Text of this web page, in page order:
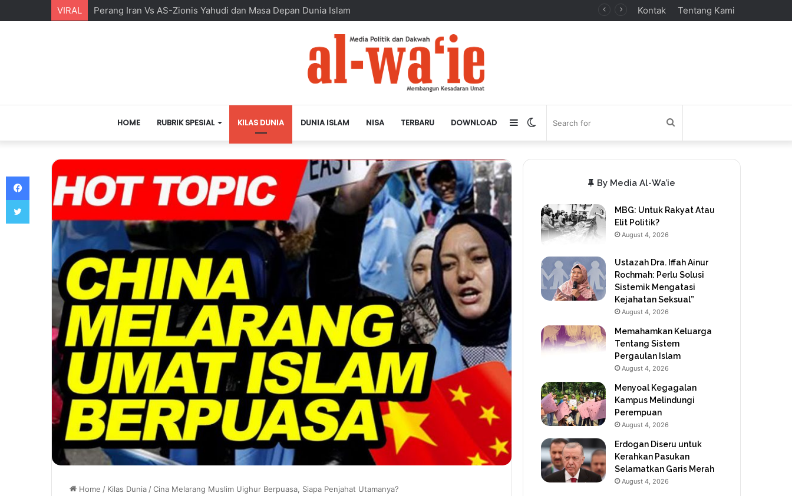
VIRAL Perang Iran Vs AS-Zionis Yahudi dan Masa Depan Dunia Islam Kontak Tentang Kami
HOME RUBRIK SPESIAL KILAS DUNIA DUNIA ISLAM NISA TERBARU DOWNLOAD
for
Switch
skin
Sidebar
Home / Kilas Dunia /Cina Melarang Muslim Uighur Berpuasa, Siapa Penjahat Utamanya?
By Media Al-Wa’ie
MBG: Untuk Rakyat Atau
Elit Politik?
August 4, 2026
Ustazah Dra. Iffah Ainur
Rochmah: Perlu Solusi
Sistemik Mengatasi
Kejahatan Seksual”
August 4, 2026
Memahamkan Keluarga
Tentang Sistem
Pergaulan Islam
August 4, 2026
Menyoal Kegagalan
Kampus Melindungi
Perempuan
August 4, 2026
Erdogan Diseru untuk
Kerahkan Pasukan
Selamatkan Garis Merah
August 4, 2026
Facebook
Twitter